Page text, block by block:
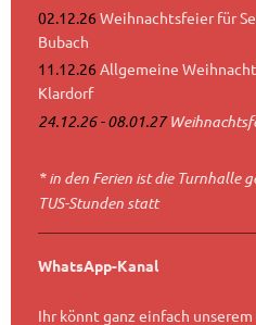
02.12.26Weihnachtsfeier für
Bubach
11.12.26Allgemeine
Klardorf
24.12.26 - 08.01.27
* in den Ferien ist die Turnhalle
TUS-Stunden statt
WhatsApp-Kanal
Ihr könnt ganz einfach